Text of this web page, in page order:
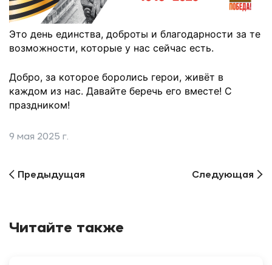
Это день единства, доброты и благодарности за те
возможности, которые у нас сейчас есть.
Добро, за которое боролись герои, живёт в
каждом из нас. Давайте беречь его вместе! С
праздником!
9 мая 2025 г.
Предыдущая Следующая
Читайте также